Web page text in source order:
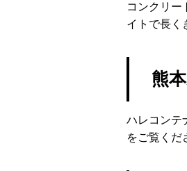
コンクリー
イトで長く
熊
ハレコンテ
をご覧くだ